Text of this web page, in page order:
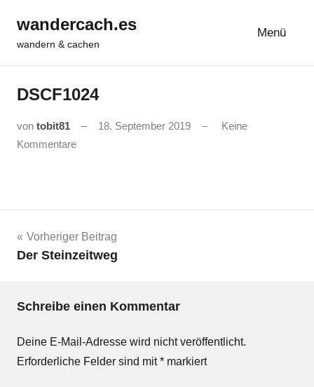
Inhalt
springen
wandercach.es
wandern & cachen
Menü
DSCF1024
von tobit81 18. September 2019
Keine
Kommentare
Beitrags-
Navigation
Vorheriger Beitrag
Der Steinzeitweg
Schreibe einen Kommentar
Deine E-Mail-Adresse wird nicht veröffentlicht.
Erforderliche Felder sind mit* markiert